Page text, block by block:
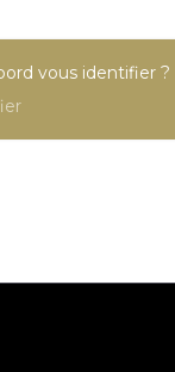
vous identifier ?